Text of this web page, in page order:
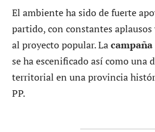
El ambiente ha sido de fuerte
partido, con constantes
al proyecto popular. La
se ha escenificado así como una
territorial en una provincia
PP.